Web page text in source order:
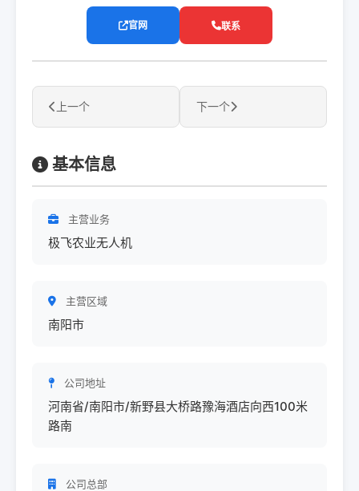
官网 联系
上一个 下一个
基本信息
主营业务
极飞农业无人机
主营区域
南阳市
公司地址
河南省/南阳市/新野县大桥路豫海酒店向西100米
路南
公司总部